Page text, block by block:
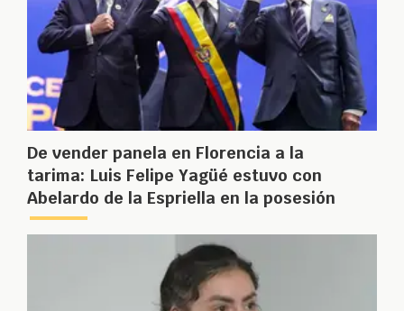
De vender panela en Florencia a la
tarima: Luis Felipe Yagüé estuvo con
Abelardo de la Espriella en la posesión